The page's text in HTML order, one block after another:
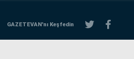
GAZETEVAN'nı Keşfedin